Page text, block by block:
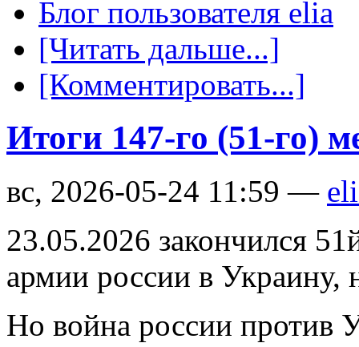
Блог пользователя elia
[Читать дальше...]
[Комментировать...]
Итоги 147-го (51-го)
вс, 2026-05-24 11:59 —
23.05.2026 закончился
армии россии в Украину,
Но война россии против